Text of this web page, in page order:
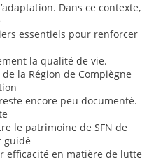
Dans ce contexte,
essentiels pour renforcer
la qualité de vie.
la Région de Compiègne
encore peu documenté.
le patrimoine de SFN de
guidé
efficacité en matière de lutte